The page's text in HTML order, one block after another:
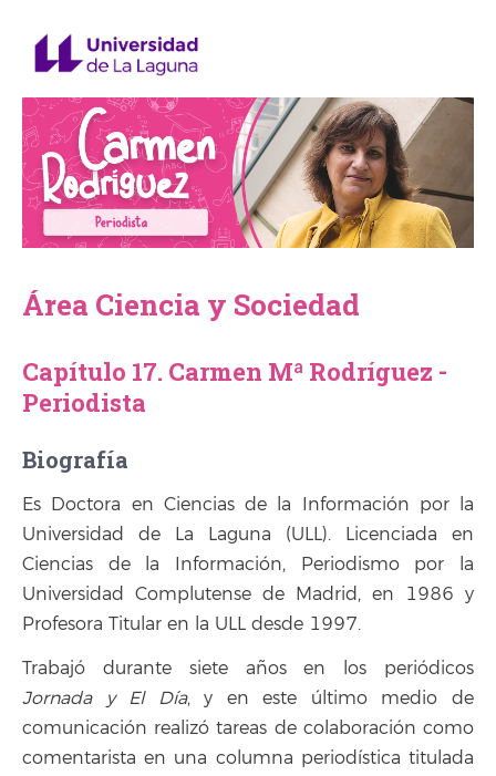
Área Ciencia y Sociedad
Capítulo 17. Carmen Mª Rodríguez -
Periodista
Biografía
Es Doctora en Ciencias de la Información por la
Universidad de La Laguna (ULL). Licenciada en
Ciencias de la Información, Periodismo por la
Universidad Complutense de Madrid, en 1986 y
Profesora Titular en la ULL desde 1997.
Trabajó durante siete años en los periódicos
Jornada y El Día, y en este último medio de
comunicación realizó tareas de colaboración como
comentarista en una columna periodística titulada